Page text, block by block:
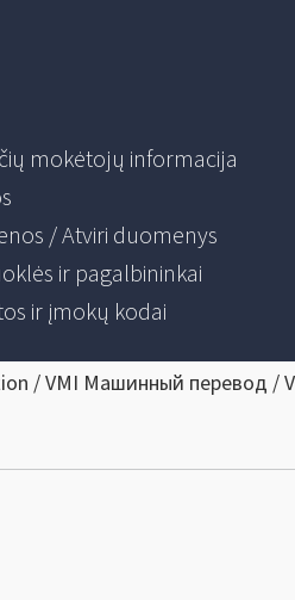
mokėtojų informacija
/ Atviri duomenys
ir pagalbininkai
ir įmokų kodai
/ VMI Машинный перевод /